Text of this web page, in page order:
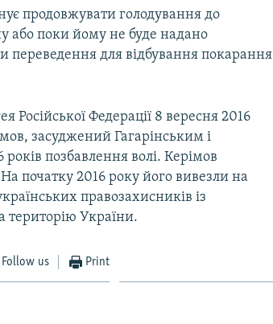
продовжувати голодування до
або поки йому не буде надано
переведення для відбування покарання
Російської Федерації 8 вересня 2016
засуджений Гагарінським і
позбавлення волі. Керімов
початку 2016 року його вивезли на
правозахисників із
України.
Follow us Print